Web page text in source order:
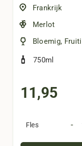
Frankrijk
Merlot
Bloemig,
750ml
11,95
Fles -